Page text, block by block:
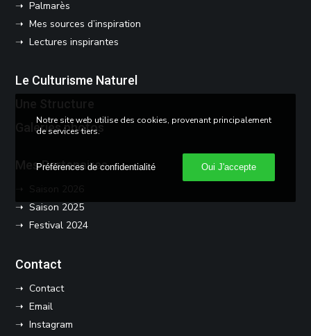
➝ Palmarès
➝ Mes sources d’inspiration
➝ Lectures inspirantes
Le Culturisme Naturel
Galeries photos
Mes Partenaires
➝ Saison 2025
➝ Festival 2024
Contact
➝ Contact
➝ Email
➝ Instagram
Notre site web utilise des cookies, provenant principalement
de services tiers.
Préférences de confidentialité Oui J'accepte